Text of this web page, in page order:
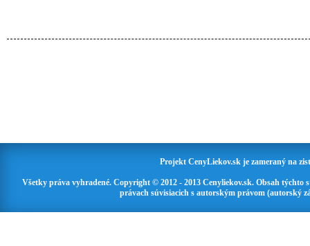
Projekt CenyLiekov.sk je zameraný na
Všetky práva vyhradené. Copyright © 2012 - 2013 Cenyliekov.sk. Obsah
právach súvisiacich s autorským právom (autorský